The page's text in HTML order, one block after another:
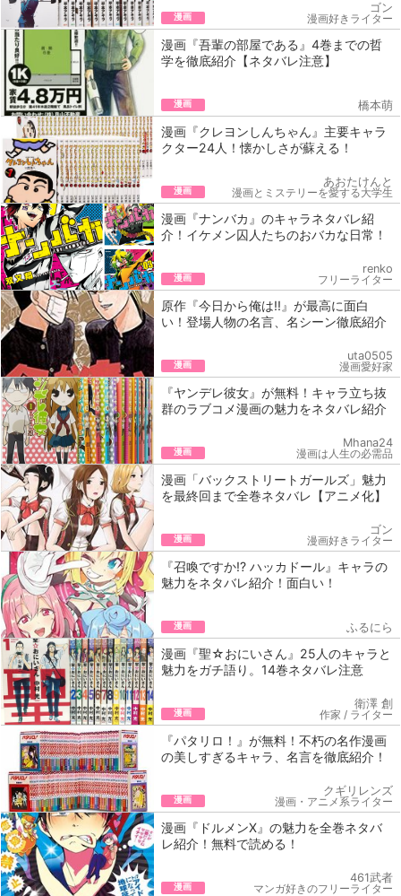
漫画
ゴン
漫画好きライター
漫画『吾輩の部屋である』4巻までの哲
学を徹底紹介【ネタバレ注意】
漫画 橋本萌
漫画『クレヨンしんちゃん』主要キャラ
クター24人！懐かしさが蘇える！
漫画
あおたけんと
漫画とミステリーを愛する大学生
漫画『ナンバカ』のキャラネタバレ紹
介！イケメン囚人たちのおバカな日常！
漫画
renko
フリーライター
原作『今日から俺は!!』が最高に面白
い！登場人物の名言、名シーン徹底紹介
漫画
uta0505
漫画愛好家
『ヤンデレ彼女』が無料！キャラ立ち抜
群のラブコメ漫画の魅力をネタバレ紹介
漫画
Mhana24
漫画は人生の必需品
漫画「バックストリートガールズ」魅力
を最終回まで全巻ネタバレ【アニメ化】
漫画
ゴン
漫画好きライター
『召喚ですか!? ハッカドール』キャラの
魅力をネタバレ紹介！面白い！
漫画 ふるにら
漫画『聖☆おにいさん』25人のキャラと
魅力をガチ語り。14巻ネタバレ注意
漫画
衛澤 創
作家 / ライター
『パタリロ！』が無料！不朽の名作漫画
の美しすぎるキャラ、名言を徹底紹介！
漫画
クギリレンズ
漫画・アニメ系ライター
漫画『ドルメンX』の魅力を全巻ネタバ
レ紹介！無料で読める！
漫画
461武者
マンガ好きのフリーライター